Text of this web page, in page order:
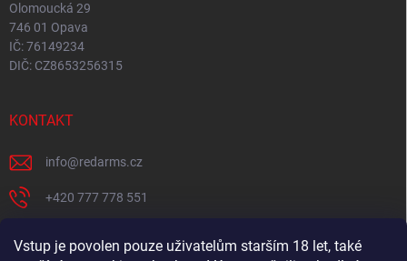
Vstup je povolen pouze uživatelům starším 18 let, také
Olomoucká 29
746 01 Opava
IČ: 76149234
DIČ: CZ8653256315
KONTAKT
info@redarms.cz
+420 777 778 551